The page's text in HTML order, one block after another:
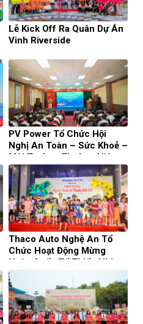
Lễ Kick Off Ra Quân Dự Án
Vinh Riverside
PV Power Tổ Chức Hội
Nghị An Toàn – Sức Khoẻ –
Môi Trường Thường Niên
Lần Thứ XIV
Thaco Auto Nghệ An Tổ
Chức Hoạt Động Mừng
Ngày Quốc Tế Thiếu Nhi
1/6